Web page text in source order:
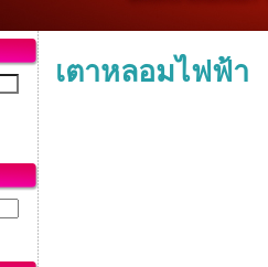
เตาหลอมไฟฟ้า